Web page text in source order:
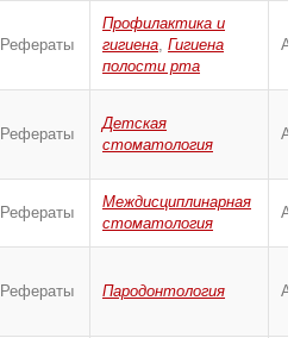
Рефераты
Профилактика и
гигиена, Гигиена
полости рта
Рефераты
Детская
стоматология
Рефераты
Междисциплинарная
стоматология
Рефераты Пародонтология